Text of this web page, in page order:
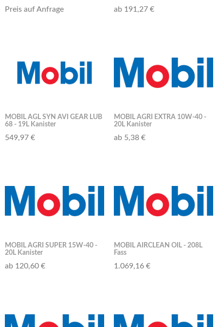
Preis auf Anfrage ab 191,27 €
MOBIL AGL SYN AVI GEAR LUB
68 - 19L Kanister
549,97 €
MOBIL AGRI EXTRA 10W-40 -
20L Kanister
ab 5,38 €
MOBIL AGRI SUPER 15W-40 -
20L Kanister
ab 120,60 €
MOBIL AIRCLEAN OIL - 208L
Fass
1.069,16 €